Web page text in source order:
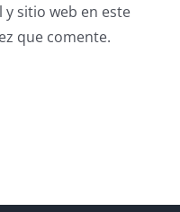
sitio web en este
que comente.